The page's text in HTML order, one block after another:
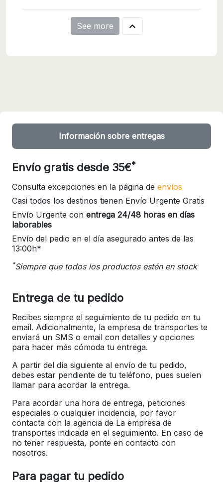
See more 
Información sobre entregas
Envío gratis desde 35€*
Consulta excepciones en la página de envíos
Casi todos los destinos tienen Envío Urgente Gratis
Envío Urgente con entrega 24/48 horas en días
laborables
Envío del pedio en el día asegurado antes de las
13:00h*
*Siempre que todos los productos estén en stock
Entrega de tu pedido
Recibes siempre el seguimiento de tu pedido en tu
email. Adicionalmente, la empresa de transportes te
enviará un SMS o email con detalles y opciones
para hacer más cómoda tu entrega.
A partir del día siguiente al envío de tu pedido,
debes estar pendiente de tu teléfono, pues suelen
llamar para acordar la entrega.
Para acordar una hora de entrega, peticiones
especiales o cualquier incidencia, por favor
contacta con la agencia de La empresa de
transportes indicada en el seguimiento. En caso de
no tener respuesta, ponte en contacto con
nosotros.
Para pagar tu pedido